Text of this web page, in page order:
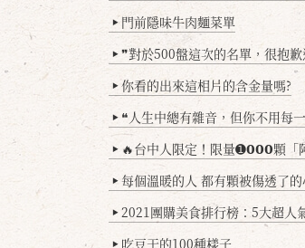
▶ 門前隱味牛肉麵菜單
▶ ❞對於500盤這次的名單，很抱
▶ 你看的出來這相片的含金量嗎?
▶ ❝人生中總有雜音，但你不用每
▶ 🔥台中人限定！限量➊𝟬𝟬𝟬顆「阿伯手工啵啵魚卵爆擊
▶ 每個溫暖的人 都有顆被傷透了的
▶ 2021團購美食排行榜：5大超人
▶ 吃豆干的100種樣子